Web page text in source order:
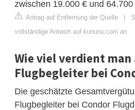
zwischen 19.000 € und
Antrag auf Entfernung der Quelle |
vollständige Antwort auf kununu.com an
Wie viel verdient man
Flugbegleiter bei
Die geschätzte
Flugbegleiter bei Condor